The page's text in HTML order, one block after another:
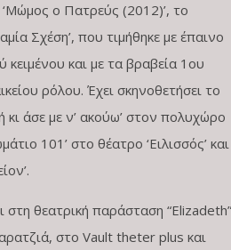
ο Πατρεύς (2012)’, το
Σχέση’, που τιμήθηκε με έπαινο
και με τα βραβεία 1 ου
ρόλου. Έχει σκηνοθετήσει το
κι άσε με ν’ ακούω’ στον πολυχώρο
101’ στο θέατρο ‘Ειλισσός’ και
στη θεατρική παράσταση “Elizadeth”
στο Vault theter plus και